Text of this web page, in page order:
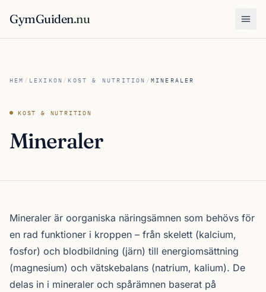
GymGuiden.nu
HEM / LEXIKON /KOST & NUTRITION / MINERALER
KOST & NUTRITION
Mineraler
Mineraler är oorganiska näringsämnen som behövs för
en rad funktioner i kroppen – från skelett (kalcium,
fosfor) och blodbildning (järn) till energiomsättning
(magnesium) och vätskebalans (natrium, kalium). De
delas in i mineraler och spårämnen baserat på